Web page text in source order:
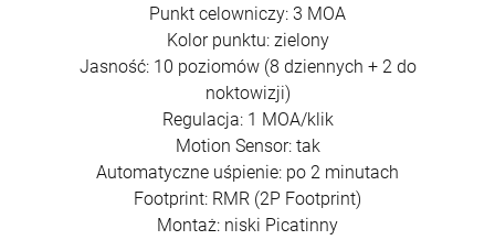
DO KOSZYKA
Punkt celowniczy: 3 MOA
Kolor punktu: zielony
Jasność: 10 poziomów (8 dziennych + 2 do
noktowizji)
Regulacja: 1 MOA/klik
Motion Sensor: tak
Automatyczne uśpienie: po 2 minutach
Footprint: RMR (2P Footprint)
Montaż: niski Picatinny